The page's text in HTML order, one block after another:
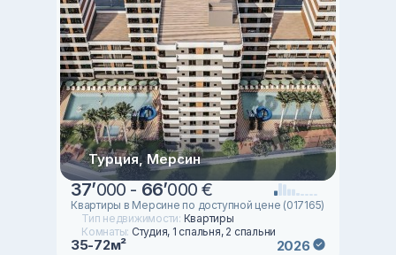
Турция, Мерсин
37’000 - 66’000 €
Квартиры в Мерсине по доступной цене (017165)
Тип недвижимости: Квартиры
Комнаты: Студия, 1 спальня, 2 спальни
35-72м² 2026